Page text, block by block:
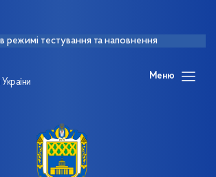
режимі тестування та наповнення
Меню